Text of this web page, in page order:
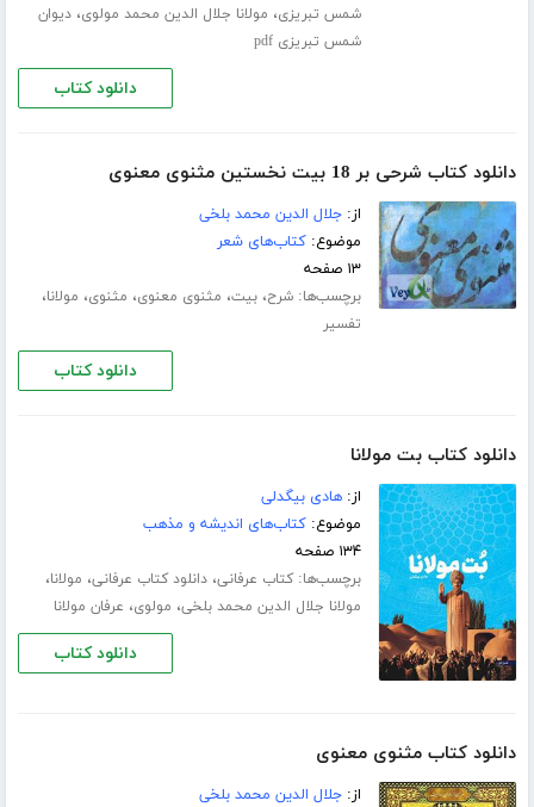
شمس تبریزی، مولانا جلال الدین محمد مولوی،دیوان
شمس تبریزی pdf
دانلود کتاب
دانلود کتاب شرحی بر 18 بیت نخستین مثنوی معنوی
از:جلال الدین محمد بلخی
موضوع:کتاب‌های شعر
۱۳ صفحه
برچسب‌ها:شرح،بیت، مثنوی معنوی، مثنوی، مولانا،
تفسیر
دانلود کتاب
دانلود کتاب بت مولانا
از:هادی بیگدلی
موضوع:کتاب‌های اندیشه و مذهب
۱۳۴ صفحه
برچسب‌ها:کتاب عرفانی،دانلود کتاب عرفانی، مولانا،
مولانا جلال الدین محمد بلخی، مولوی، عرفان مولانا
دانلود کتاب
دانلود کتاب مثنوی معنوی
از:جلال الدین محمد بلخی